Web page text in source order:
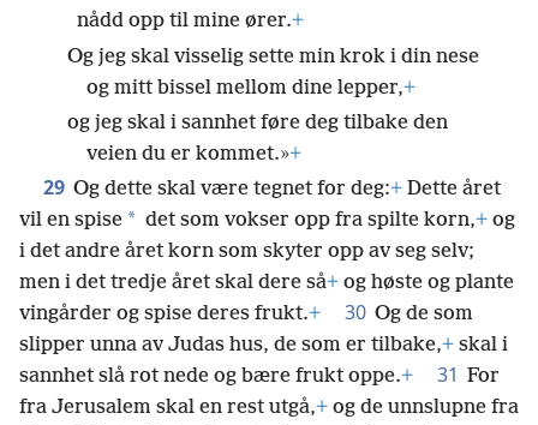
nådd opp til mine ører.+
Og jeg skal visselig sette min krok i din nese
og mitt bissel mellom dine lepper,+
og jeg skal i sannhet føre deg tilbake den
veien du er kommet.»+
29 Og dette skal være tegnet for deg:+ Dette året
vil en spise * det som vokser opp fra spilte korn,+ og
i det andre året korn som skyter opp av seg selv;
men i det tredje året skal dere så+ og høste og plante
vingårder og spise deres frukt.+ 30 Og de som
slipper unna av Judas hus, de som er tilbake,+ skal i
sannhet slå rot nede og bære frukt oppe.+ 31 For
fra Jerusalem skal en rest utgå,+ og de unnslupne fra